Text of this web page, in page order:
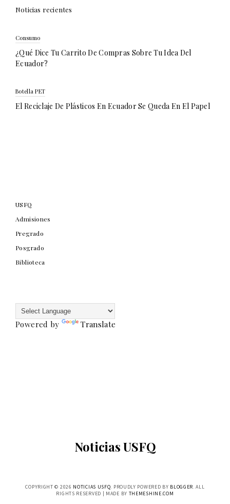
Noticias recientes
Consumo
¿Qué Dice Tu Carrito De Compras Sobre Tu Idea Del
Ecuador?
Botella PET
El Reciclaje De Plásticos En Ecuador Se Queda En El Papel
USFQ
Admisiones
Pregrado
Posgrado
Biblioteca
Powered by Translate
Noticias USFQ
COPYRIGHT © 2026 NOTICIAS USFQ. PROUDLY POWERED BY BLOGGER. ALL
RIGHTS RESERVED | MADE BY THEMESHINE.COM